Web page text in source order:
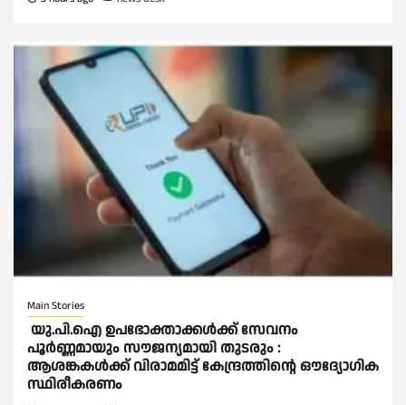
Main Stories
യു.പി.ഐ ഉപഭോക്താക്കള്‍ക്ക് സേവനം
പൂര്‍ണ്ണമായും സൗജന്യമായി തുടരും :
ആശങ്കകള്‍ക്ക് വിരാമമിട്ട് കേന്ദ്രത്തിന്റെ ഔദ്യോഗിക
സ്ഥിരീകരണം